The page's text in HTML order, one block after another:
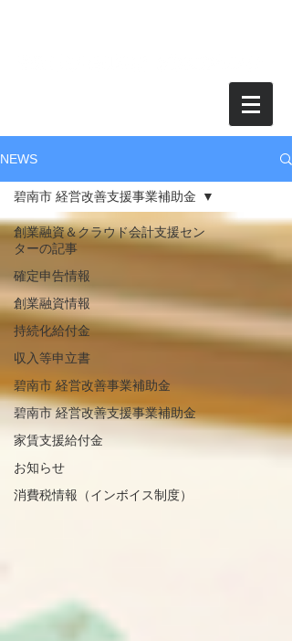
NEWS
創業融資＆クラウド会計支援セン
ターの記事
確定申告情報
創業融資情報
持続化給付金
収入等申立書
碧南市 経営改善事業補助金
碧南市 経営改善支援事業補助金
家賃支援給付金
お知らせ
消費税情報（インボイス制度）
碧南市 経営改善支援事業補助金